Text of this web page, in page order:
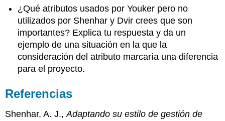
¿Qué atributos usados por Youker pero no
utilizados por Shenhar y Dvir crees que son
importantes? Explica tu respuesta y da un
ejemplo de una situación en la que la
consideración del atributo marcaría una diferencia
para el proyecto.
Referencias
Shenhar, A. J.,Adaptando su estilo de gestión de